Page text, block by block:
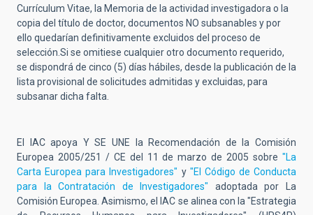
Currículum Vitae, la Memoria de la actividad investigadora o la
copia del título de doctor, documentos NO subsanables y por
ello quedarían definitivamente excluidos del proceso de
selección.Si se omitiese cualquier otro documento requerido,
se dispondrá de cinco (5) días hábiles, desde la publicación de la
lista provisional de solicitudes admitidas y excluidas, para
subsanar dicha falta.
El IAC apoya Y SE UNE la Recomendación de la Comisión
Europea 2005/251 / CE del 11 de marzo de 2005 sobre "La
Carta Europea para Investigadores" y "El Código de Conducta
para la Contratación de Investigadores" adoptada por La
Comisión Europea. Asimismo, el IAC se alinea con la "Estrategia